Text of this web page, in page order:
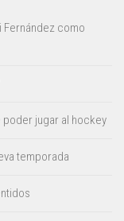
como
jugar al hockey
temporada